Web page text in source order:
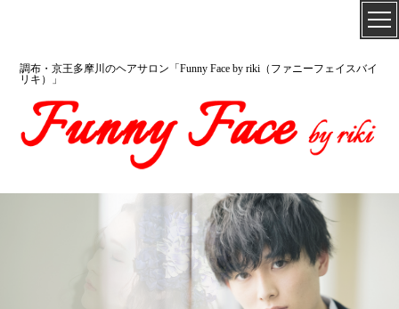
調布・京王多摩川のヘアサロン「Funny Face by riki（ファニーフェイスバイ
リキ）」